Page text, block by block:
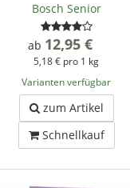
Bosch Senior
ab 12,95 €
5,18 € pro 1 kg
Varianten verfügbar
zum Artikel
Schnellkauf